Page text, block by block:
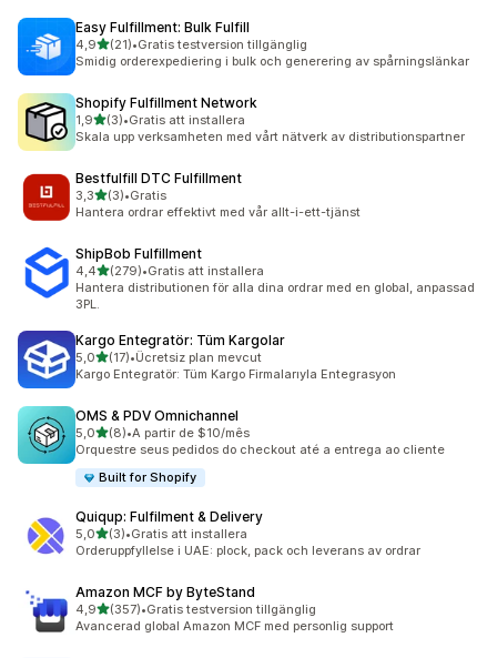
Easy Fulfillment: Bulk Fulfill
4,9av 5 stjärnor
(21)
21 recensioner totalt
•Gratis testversion tillgänglig
Smidig orderexpediering i bulk och generering av spårningslänkar
Shopify Fulfillment Network
1,9av 5 stjärnor
(3)
3 recensioner totalt
•Gratis att installera
Skala upp verksamheten med vårt nätverk av distributionspartner
Bestfulfill DTC Fulfillment
3,3av 5 stjärnor
(3)
3 recensioner totalt
•Gratis
Hantera ordrar effektivt med vår allt-i-ett-tjänst
ShipBob Fulfillment
4,4av 5 stjärnor
(279)
279 recensioner totalt
•Gratis att installera
Hantera distributionen för alla dina ordrar med en global, anpassad
3PL.
Kargo Entegratör: Tüm Kargolar
5,0av 5 stjärnor
(17)
17 recensioner totalt
•Ücretsiz plan mevcut
Kargo Entegratör: Tüm Kargo Firmalarıyla Entegrasyon
OMS & PDV Omnichannel
5,0av 5 stjärnor
(8)
8 recensioner totalt
•A partir de $10/mês
Orquestre seus pedidos do checkout até a entrega ao cliente
Built for Shopify
Quiqup: Fulfilment & Delivery
5,0av 5 stjärnor
(3)
3 recensioner totalt
•Gratis att installera
Orderuppfyllelse i UAE: plock, pack och leverans av ordrar
Amazon MCF by ByteStand
4,9av 5 stjärnor
(357)
357 recensioner totalt
•Gratis testversion tillgänglig
Avancerad global Amazon MCF med personlig support